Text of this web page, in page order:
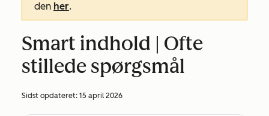
den her.
Smart indhold | Ofte
stillede spørgsmål
Sidst opdateret: 15 april 2026